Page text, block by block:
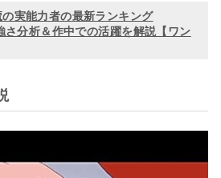
実能力者の最新ランキング
さ分析＆作中での活躍を解説【ワン